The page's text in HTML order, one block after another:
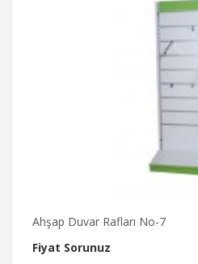
Ahşap Duvar Rafları No-7
Fiyat Sorunuz